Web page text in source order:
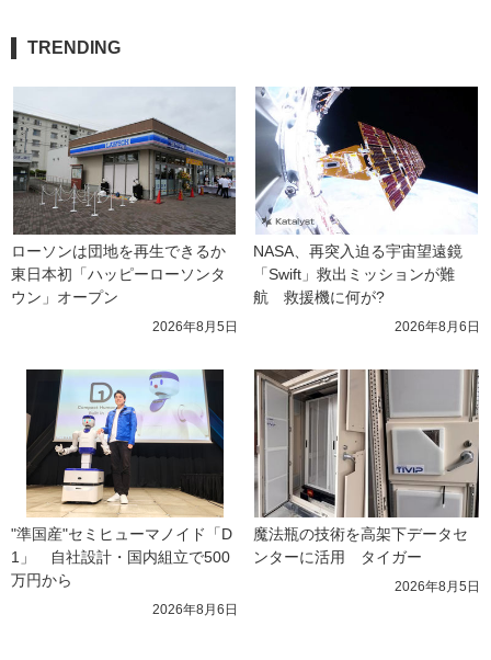
TRENDING
ローソンは団地を再生できるか
東日本初「ハッピーローソンタ
ウン」オープン
2026年8月5日
NASA、再突入迫る宇宙望遠鏡
「Swift」救出ミッションが難
航　救援機に何が?
2026年8月6日
"準国産"セミヒューマノイド「D
1」　自社設計・国内組立で500
万円から
2026年8月6日
魔法瓶の技術を高架下データセ
ンターに活用　タイガー
2026年8月5日